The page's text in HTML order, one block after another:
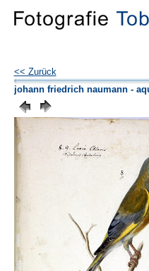
<< Zurück
johann friedrich naumann -